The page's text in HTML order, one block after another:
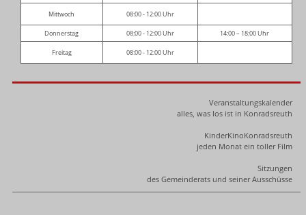
Mittwoch 08:00 - 12:00 Uhr
Donnerstag 08:00 - 12:00 Uhr 14:00 – 18:00 Uhr
Freitag 08:00 - 12:00 Uhr
Veranstaltungskalender
alles, was los ist in Konradsreuth
KinderKinoKonradsreuth
jeden Monat ein toller Film
Sitzungen
des Gemeinderats und seiner Ausschüsse